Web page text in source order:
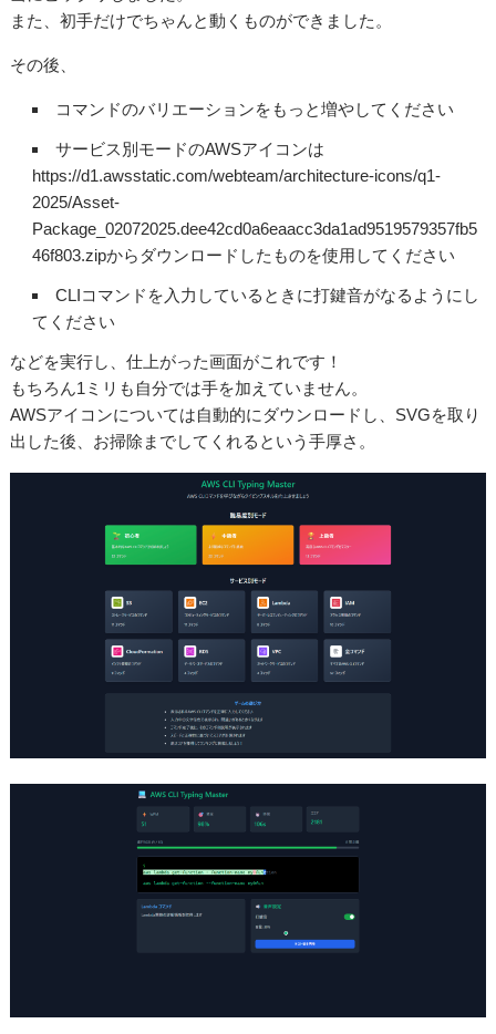
また、初手だけでちゃんと動くものができました。
その後、
コマンドのバリエーションをもっと増やしてください
サービス別モードのAWSアイコンは
https://d1.awsstatic.com/webteam/architecture-icons/q1-
2025/Asset-
Package_02072025.dee42cd0a6eaacc3da1ad9519579357fb5
46f803.zipからダウンロードしたものを使用してください
CLIコマンドを入力しているときに打鍵音がなるようにし
てください
などを実行し、仕上がった画面がこれです！
もちろん1ミリも自分では手を加えていません。
AWSアイコンについては自動的にダウンロードし、SVGを取り
出した後、お掃除までしてくれるという手厚さ。